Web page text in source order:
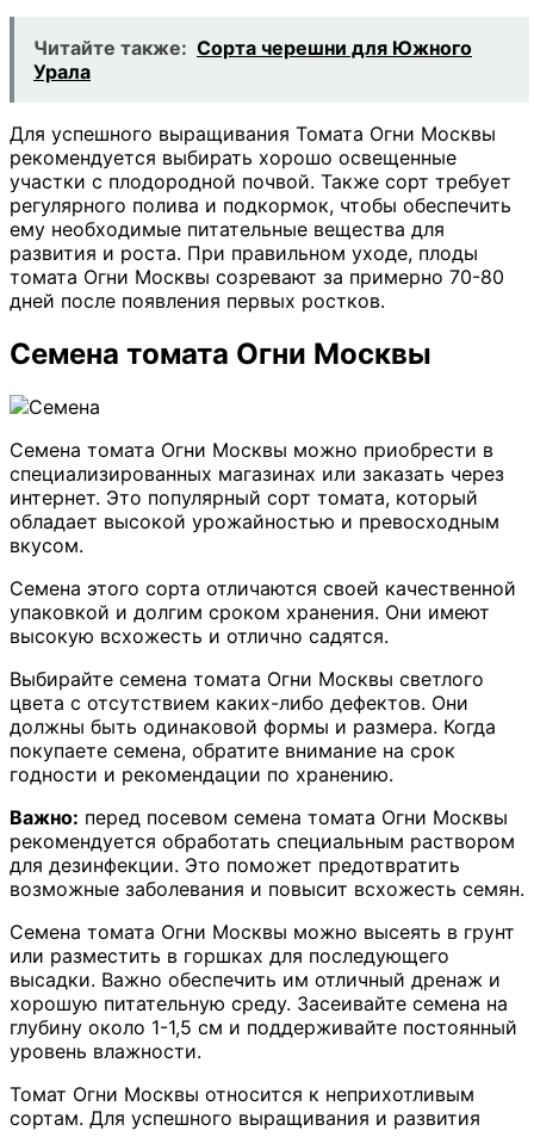
Читайте также: Сорта черешни для Южного
Урала
Для успешного выращивания Томата Огни Москвы
рекомендуется выбирать хорошо освещенные
участки с плодородной почвой. Также сорт требует
регулярного полива и подкормок, чтобы обеспечить
ему необходимые питательные вещества для
развития и роста. При правильном уходе, плоды
томата Огни Москвы созревают за примерно 70-80
дней после появления первых ростков.
Семена томата Огни Москвы
Семена томата Огни Москвы можно приобрести в
специализированных магазинах или заказать через
интернет. Это популярный сорт томата, который
обладает высокой урожайностью и превосходным
вкусом.
Семена этого сорта отличаются своей качественной
упаковкой и долгим сроком хранения. Они имеют
высокую всхожесть и отлично садятся.
Выбирайте семена томата Огни Москвы светлого
цвета с отсутствием каких-либо дефектов. Они
должны быть одинаковой формы и размера. Когда
покупаете семена, обратите внимание на срок
годности и рекомендации по хранению.
Важно: перед посевом семена томата Огни Москвы
рекомендуется обработать специальным раствором
для дезинфекции. Это поможет предотвратить
возможные заболевания и повысит всхожесть семян.
Семена томата Огни Москвы можно высеять в грунт
или разместить в горшках для последующего
высадки. Важно обеспечить им отличный дренаж и
хорошую питательную среду. Засеивайте семена на
глубину около 1-1,5 см и поддерживайте постоянный
уровень влажности.
Томат Огни Москвы относится к неприхотливым
сортам. Для успешного выращивания и развития